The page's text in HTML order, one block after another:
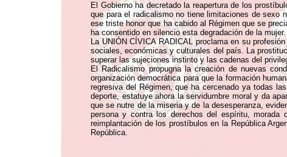
El Gobierno ha decretado la reapertura de los
que para el radicalismo no tiene limitaciones de sexo
ese triste honor que ha cabido al Régimen que se
ha consentido en silencio esta degradación de la mujer.
La UNIÓN CÍVICA RADICAL proclama en su
sociales, económicas y culturales del país. La
superar las sujeciones instinto y las cadenas del
El Radicalismo propugna la creación de nuevas
organización democrática para que la formación
regresiva del Régimen, que ha cercenado ya todas
deporte, estatuye ahora la servidumbre moral y da
que se nutre de la miseria y de la desesperanza,
persona y contra los derechos del espíritu, morada
reimplantación de los prostíbulos en la República
República.